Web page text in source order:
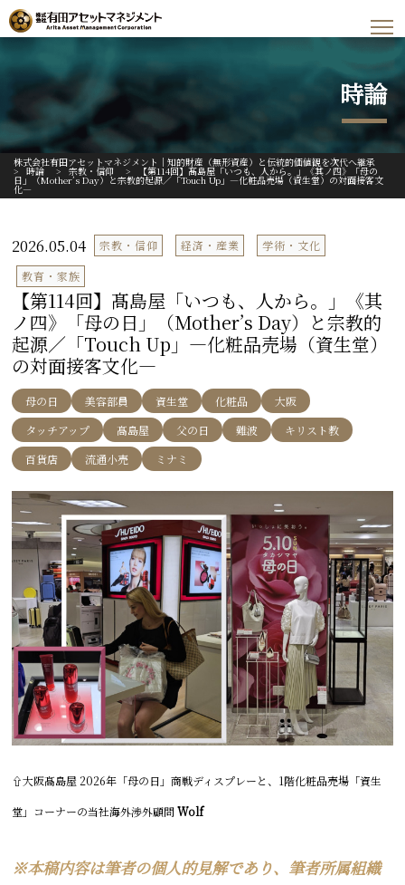
時論
株式会社有田アセットマネジメント｜知的財産（無形資産）と伝統的価値観を次代へ継承
> 時論 > 宗教・信仰 > 【第114回】髙島屋「いつも、人から。」《其ノ四》「母の
日」（Mother’s Day）と宗教的起源／「Touch Up」―化粧品売場（資生堂）の対面接客文
化―
2026.05.04 宗教・信仰 経済・産業
学術・文化
教育・家族
【第114回】髙島屋「いつも、人から。」《其
ノ四》「母の日」（Mother’s Day）と宗教的
起源／「Touch Up」―化粧品売場（資生堂）
の対面接客文化―
母の日 美容部員 資生堂 化粧品
大阪
タッチアップ
髙島屋 父の日 難波
キリスト教
百貨店
流通小売 ミナミ
⇧大阪髙島屋 2026年「母の日」商戦ディスプレーと、1階化粧品売場「資生
堂」コーナーの当社海外渉外顧問Wolf
※本稿内容は筆者の個人的見解であり、筆者所属組織